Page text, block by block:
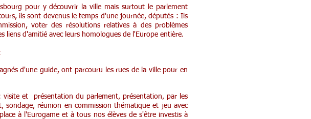
pour y découvrir la ville mais surtout le parlement
ils sont devenus le temps d'une journée, députés : Ils
voter des résolutions relatives à des problèmes
liens d'amitié avec leurs homologues de l'Europe entière.
d'une guide, ont parcouru les rues de la ville pour en
et présentation du parlement, présentation, par les
sondage, réunion en commission thématique et jeu avec
à l'Eurogame et à tous nos élèves de s'être investis à